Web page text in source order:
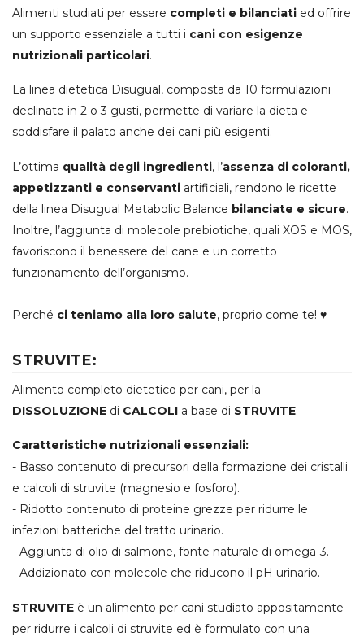
Alimenti studiati per essere completi e bilanciati ed offrire
un supporto essenziale a tutti i cani con esigenze
nutrizionali particolari.
La linea dietetica Disugual, composta da 10 formulazioni
declinate in 2 o 3 gusti, permette di variare la dieta e
soddisfare il palato anche dei cani più esigenti.
L’ottima qualità degli ingredienti, l’assenza di coloranti,
appetizzanti e conservanti artificiali, rendono le ricette
della linea Disugual Metabolic Balance bilanciate e sicure.
Inoltre, l’aggiunta di molecole prebiotiche, quali XOS e MOS,
favoriscono il benessere del cane e un corretto
funzionamento dell’organismo.
Perché ci teniamo alla loro salute, proprio come te! ♥
STRUVITE:
Alimento completo dietetico per cani, per la
DISSOLUZIONE di CALCOLI a base di STRUVITE.
Caratteristiche nutrizionali essenziali:
- Basso contenuto di precursori della formazione dei cristalli
e calcoli di struvite (magnesio e fosforo).
- Ridotto contenuto di proteine grezze per ridurre le
infezioni batteriche del tratto urinario.
- Aggiunta di olio di salmone, fonte naturale di omega-3.
- Addizionato con molecole che riducono il pH urinario.
STRUVITE è un alimento per cani studiato appositamente
per ridurre i calcoli di struvite ed è formulato con una